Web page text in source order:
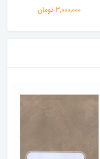
3,000,000 تومان